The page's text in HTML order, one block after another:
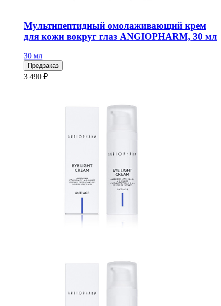
Мультипептидный омолаживающий крем
для кожи вокруг глаз ANGIOPHARM, 30 мл
30 мл
Предзаказ
3 490 ₽